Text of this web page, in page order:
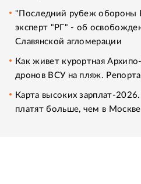
"Последний рубеж
эксперт "РГ" - об
Славянской агломерации
Как живет курортная
дронов ВСУ на пляж.
Карта высоких зарплат-
платят больше, чем в Москве